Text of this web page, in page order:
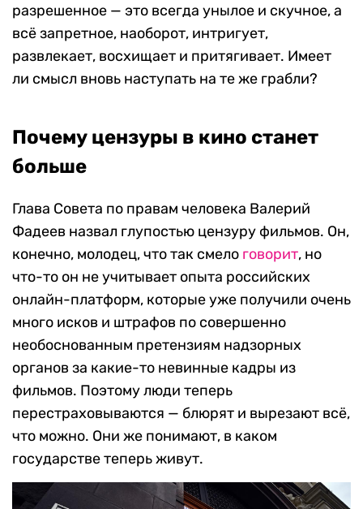
разрешенное — это всегда унылое и скучное, а
всё запретное, наоборот, интригует,
развлекает, восхищает и притягивает. Имеет
ли смысл вновь наступать на те же грабли?
Почему цензуры в кино станет
больше
Глава Совета по правам человека Валерий
Фадеев назвал глупостью цензуру фильмов. Он,
конечно, молодец, что так смело говорит, но
что-то он не учитывает опыта российских
онлайн-платформ, которые уже получили очень
много исков и штрафов по совершенно
необоснованным претензиям надзорных
органов за какие-то невинные кадры из
фильмов. Поэтому люди теперь
перестраховываются — блюрят и вырезают всё,
что можно. Они же понимают, в каком
государстве теперь живут.